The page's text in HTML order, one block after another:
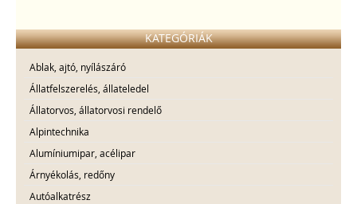
KATEGÓRIÁK
Ablak, ajtó, nyílászáró
Állatfelszerelés, állateledel
Állatorvos, állatorvosi rendelő
Alpintechnika
Alumíniumipar, acélipar
Árnyékolás, redőny
Autóalkatrész